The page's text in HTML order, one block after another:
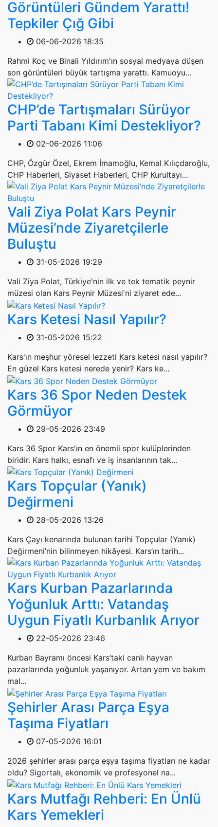
Görüntüleri Gündem Yarattı!
Tepkiler Çığ Gibi
06-06-2026 18:35
Rahmi Koç ve Binali Yıldırım'ın sosyal medyaya düşen
son görüntüleri büyük tartışma yarattı. Kamuoyu...
CHP’de Tartışmaları Sürüyor
Parti Tabanı Kimi Destekliyor?
02-06-2026 11:06
CHP, Özgür Özel, Ekrem İmamoğlu, Kemal Kılıçdaroğlu,
CHP Haberleri, Siyaset Haberleri, CHP Kurultayı...
Vali Ziya Polat Kars Peynir
Müzesi’nde Ziyaretçilerle
Buluştu
31-05-2026 19:29
Vali Ziya Polat, Türkiye'nin ilk ve tek tematik peynir
müzesi olan Kars Peynir Müzesi'ni ziyaret ede...
Kars Ketesi Nasıl Yapılır?
31-05-2026 15:22
Kars'ın meşhur yöresel lezzeti Kars ketesi nasıl yapılır?
En güzel Kars ketesi nerede yenir? Kars ke...
Kars 36 Spor Neden Destek
Görmüyor
29-05-2026 23:49
Kars 36 Spor Kars'ın en önemli spor kulüplerinden
biridir. Kars halkı, esnafı ve iş insanlarının tak...
Kars Topçular (Yanık)
Değirmeni
28-05-2026 13:26
Kars Çayı kenarında bulunan tarihi Topçular (Yanık)
Değirmeni’nin bilinmeyen hikâyesi. Kars’ın tarih...
Kars Kurban Pazarlarında
Yoğunluk Arttı: Vatandaş
Uygun Fiyatlı Kurbanlık Arıyor
22-05-2026 23:46
Kurban Bayramı öncesi Kars’taki canlı hayvan
pazarlarında yoğunluk yaşanıyor. Artan yem ve bakım
mal...
Şehirler Arası Parça Eşya
Taşıma Fiyatları
07-05-2026 16:01
2026 şehirler arası parça eşya taşıma fiyatları ne kadar
oldu? Sigortalı, ekonomik ve profesyonel na...
Kars Mutfağı Rehberi: En Ünlü
Kars Yemekleri